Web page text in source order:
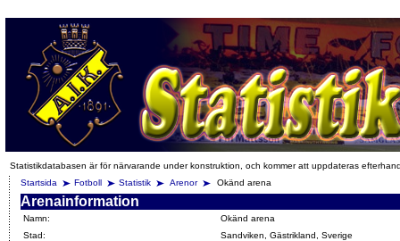
Statistikdatabasen är för närvarande under konstruktion, och kommer att uppdateras
Startsida
Fotboll Statistik Arenor Okänd arena
Arenainformation
Namn:
Okänd arena
Stad:
Sandviken, Gästrikland, Sverige